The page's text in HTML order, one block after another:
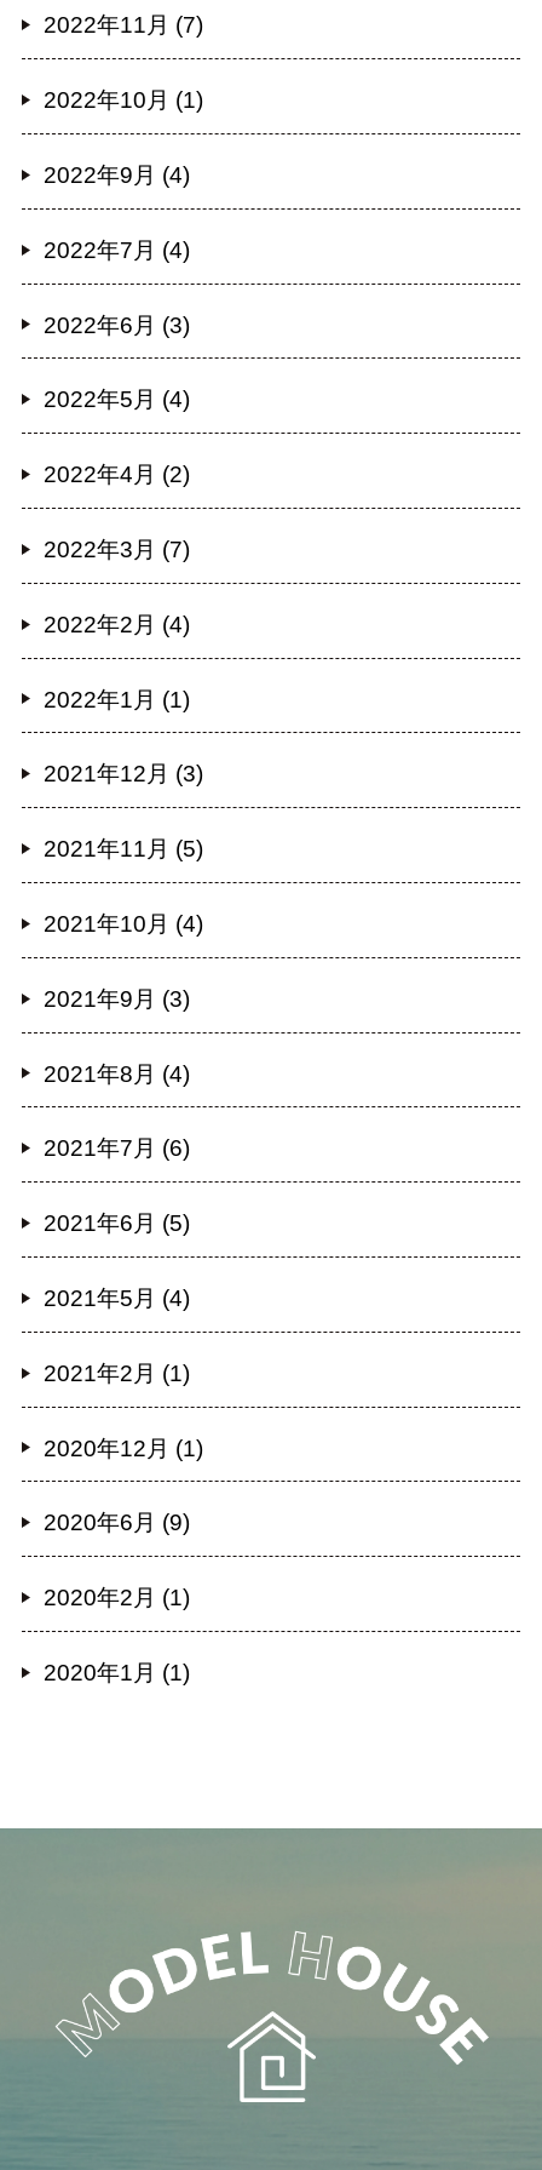
2022年11月 (7)
2022年10月 (1)
2022年9月 (4)
2022年7月 (4)
2022年6月 (3)
2022年5月 (4)
2022年4月 (2)
2022年3月 (7)
2022年2月 (4)
2022年1月 (1)
2021年12月 (3)
2021年11月 (5)
2021年10月 (4)
2021年9月 (3)
2021年8月 (4)
2021年7月 (6)
2021年6月 (5)
2021年5月 (4)
2021年2月 (1)
2020年12月 (1)
2020年6月 (9)
2020年2月 (1)
2020年1月 (1)